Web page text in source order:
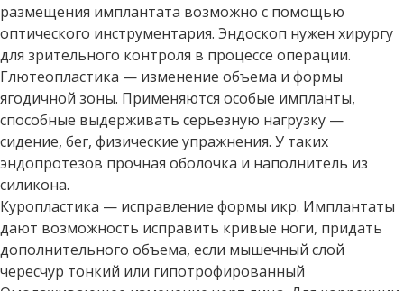
размещения имплантата возможно с помощью
оптического инструментария. Эндоскоп нужен хирургу
для зрительного контроля в процессе операции.
Глютеопластика — изменение объема и формы
ягодичной зоны. Применяются особые импланты,
способные выдерживать серьезную нагрузку —
сидение, бег, физические упражнения. У таких
эндопротезов прочная оболочка и наполнитель из
силикона.
Куропластика — исправление формы икр. Имплантаты
дают возможность исправить кривые ноги, придать
дополнительного объема, если мышечный слой
чересчур тонкий или гипотрофированный